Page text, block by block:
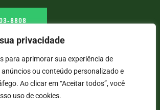
privacidade
para aprimorar sua experiência de
anúncios ou conteúdo personalizado e
Ao clicar em “Aceitar todos”, você
uso de cookies.